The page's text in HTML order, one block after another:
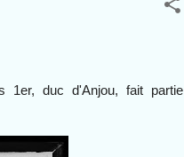
1er, duc d'Anjou, fait partie